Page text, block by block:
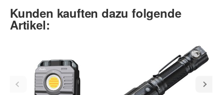
Kunden kauften dazu folgende
Artikel: